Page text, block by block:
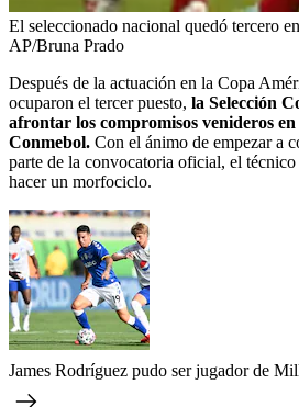
El seleccionado nacional quedó tercero
AP/Bruna Prado
Después de la actuación en la Copa
ocuparon el tercer puesto, la Selección
afrontar los compromisos venideros
Conmebol. Con el ánimo de empezar a
parte de la convocatoria oficial, el
hacer un morfociclo.
James Rodríguez pudo ser jugador de